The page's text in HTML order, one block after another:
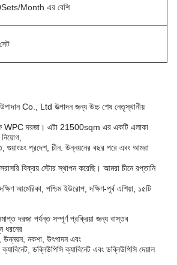
Month এর বেশি
Co., Ltd উত্পাদন জন্য উচ্চ শেষ নেতৃস্থানীয়
WPC দরজা। এটা 21500sqm এর একটি এলাকা
প্রদেশ, চীন. উন্নয়নের বছর পরে এবং আমরা
বিক্রয় স্টোর স্থাপন করেছি। আমরা চীনে রপ্তানি
আমেরিকা, পশ্চিম ইউরোপ, দক্ষিণ-পূর্ব এশিয়া, ১৫টি
দরজা পর্যন্ত সম্পূর্ণ প্রক্রিয়া জন্য বাস্তব
ধরনের
উন্নয়ন, নকশা, উৎপাদন এবং
ডব্লিউপিসি ক্যাবিনেট এবং ডব্লিউপিসি দেয়াল